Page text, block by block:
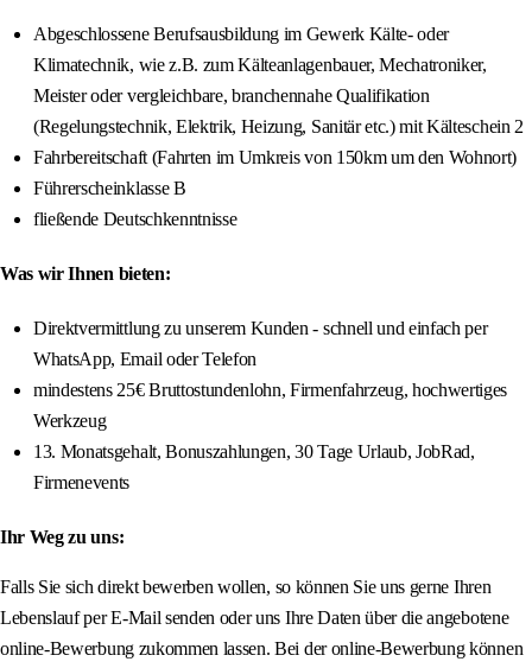
Abgeschlossene Berufsausbildung im Gewerk Kälte- oder
Klimatechnik, wie z.B. zum Kälteanlagenbauer, Mechatroniker,
Meister oder vergleichbare, branchennahe Qualifikation
(Regelungstechnik, Elektrik, Heizung, Sanitär etc.) mit Kälteschein 2
Fahrbereitschaft (Fahrten im Umkreis von 150km um den Wohnort)
Führerscheinklasse B
fließende Deutschkenntnisse
Was wir Ihnen bieten:
Direktvermittlung zu unserem Kunden - schnell und einfach per
WhatsApp, Email oder Telefon
mindestens 25€ Bruttostundenlohn, Firmenfahrzeug, hochwertiges
Werkzeug
13. Monatsgehalt, Bonuszahlungen, 30 Tage Urlaub, JobRad,
Firmenevents
Ihr Weg zu uns:
Falls Sie sich direkt bewerben wollen, so können Sie uns gerne Ihren
Lebenslauf per E-Mail senden oder uns Ihre Daten über die angebotene
online-Bewerbung zukommen lassen. Bei der online-Bewerbung können